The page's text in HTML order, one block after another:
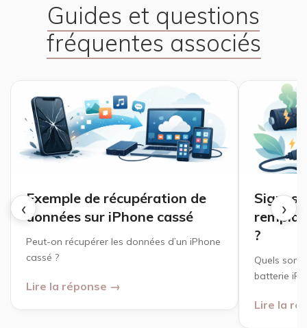
Guides et questions
fréquentes associés
‹ ›
Exemple de récupération de
données sur iPhone cassé
Peut-on récupérer les données d’un iPhone
cassé ?
Lire la réponse →
Signes
?
Quels sont
batterie
Lire la